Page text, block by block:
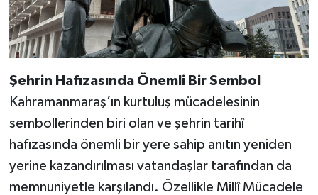
Şehrin Hafızasında Önemli Bir Sembol
Kahramanmaraş’ın kurtuluş mücadelesinin
sembollerinden biri olan ve şehrin tarihî
hafızasında önemli bir yere sahip anıtın yeniden
yerine kazandırılması vatandaşlar tarafından da
memnuniyetle karşılandı. Özellikle Millî Mücadele